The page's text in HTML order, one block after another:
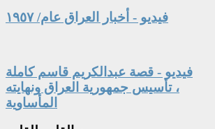
فيديو - أخبار العراق عام/ ١٩٥٧
فيديو - قصة عبدالكريم قاسم كاملة
، تأسيس جمهورية العراق ونهايته
المأساوية